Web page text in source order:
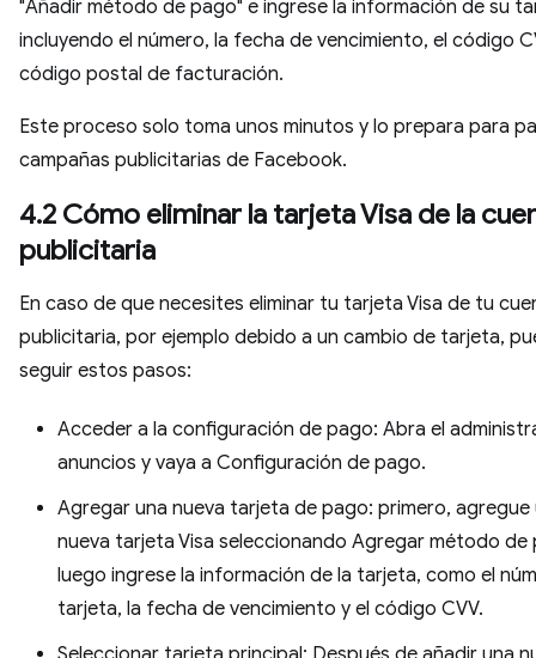
"Añadir método de pago" e ingrese la información de su
incluyendo el número, la fecha de vencimiento, el código
código postal de facturación.
Este proceso solo toma unos minutos y lo prepara para
campañas publicitarias de Facebook.
4.2 Cómo eliminar la tarjeta Visa de la
publicitaria
En caso de que necesites eliminar tu tarjeta Visa de tu
publicitaria, por ejemplo debido a un cambio de tarjeta,
seguir estos pasos:
Acceder a la configuración de pago: Abra el
anuncios y vaya a Configuración de pago.
Agregar una nueva tarjeta de pago: primero, agregue
nueva tarjeta Visa seleccionando Agregar método de
luego ingrese la información de la tarjeta, como el
tarjeta, la fecha de vencimiento y el código CVV.